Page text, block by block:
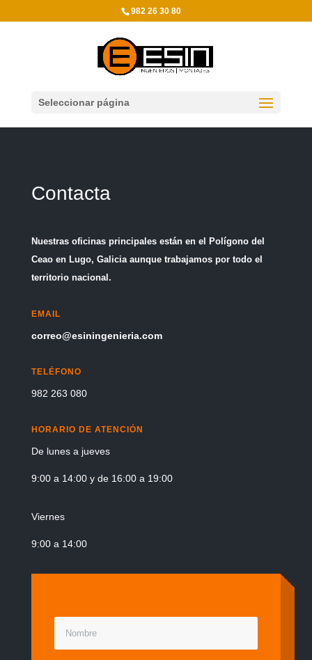
982 26 30 80
Seleccionar página
Contacta
Nuestras oficinas principales están en el Polígono del
Ceao en Lugo, Galicia aunque trabajamos por todo el
territorio nacional.
EMAIL
correo@esiningenieria.com
TELÉFONO
982 263 080
HORARIO DE ATENCIÓN
De lunes a jueves
9:00 a 14:00 y de 16:00 a 19:00
Viernes
9:00 a 14:00